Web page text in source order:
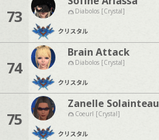
73 Diabolos [Crystal]
クリスタル
74
Brain Attack
Diabolos [Crystal]
クリスタル
75
Zanelle Solainteau
Coeurl [Crystal]
クリスタル